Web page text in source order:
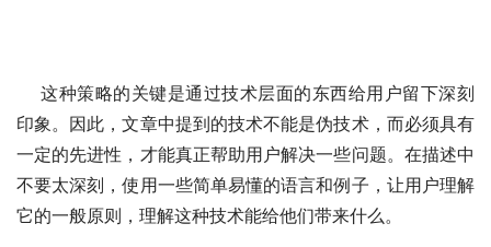
印象。因此，文章中提到的技术不能是伪技术，而必须具有
一定的先进性，才能真正帮助用户解决一些问题。在描述中
不要太深刻，使用一些简单易懂的语言和例子，让用户理解
它的一般原则，理解这种技术能给他们带来什么。